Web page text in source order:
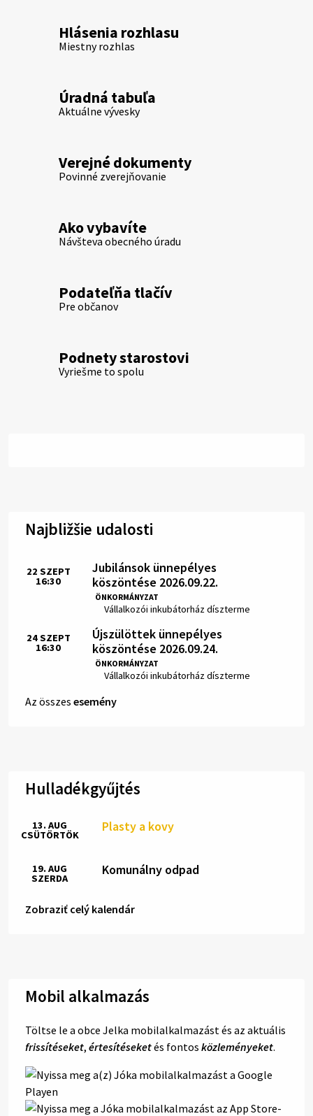
Hlásenia rozhlasu
Miestny rozhlas
Úradná tabuľa
Aktuálne vývesky
Verejné dokumenty
Povinné zverejňovanie
Ako vybavíte
Návšteva obecného úradu
Podateľňa tlačív
Pre občanov
Podnety starostovi
Vyriešme to spolu
Najbližšie udalosti
Jubilánsok ünnepélyes
köszöntése 2026.09.22.
ÖNKORMÁNYZAT
Hely:
Vállalkozói inkubátorház díszterme
Idő:
22 SZEPT
16:30
Újszülöttek ünnepélyes
köszöntése 2026.09.24.
ÖNKORMÁNYZAT
Hely:
Vállalkozói inkubátorház díszterme
Idő:
24SZEPT
16:30
Az összes esemény
Hulladékgyűjtés
Plasty a kovy
13. AUG
CSÜTÖRTÖK
Komunálny odpad
19. AUG
SZERDA
Zobraziť celý kalendár
Mobil alkalmazás
Töltse le a obce Jelka mobilalkalmazást és az aktuális
frissítéseket, értesítéseketés fontos közleményeket.